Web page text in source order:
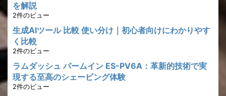
を解説
2件のビュー
生成AIツール 比較 使い分け｜初心者向けにわかりやす
く比較
2件のビュー
ラムダッシュ パームイン ES-PV6A：革新的技術で実
現する至高のシェービング体験
2件のビュー